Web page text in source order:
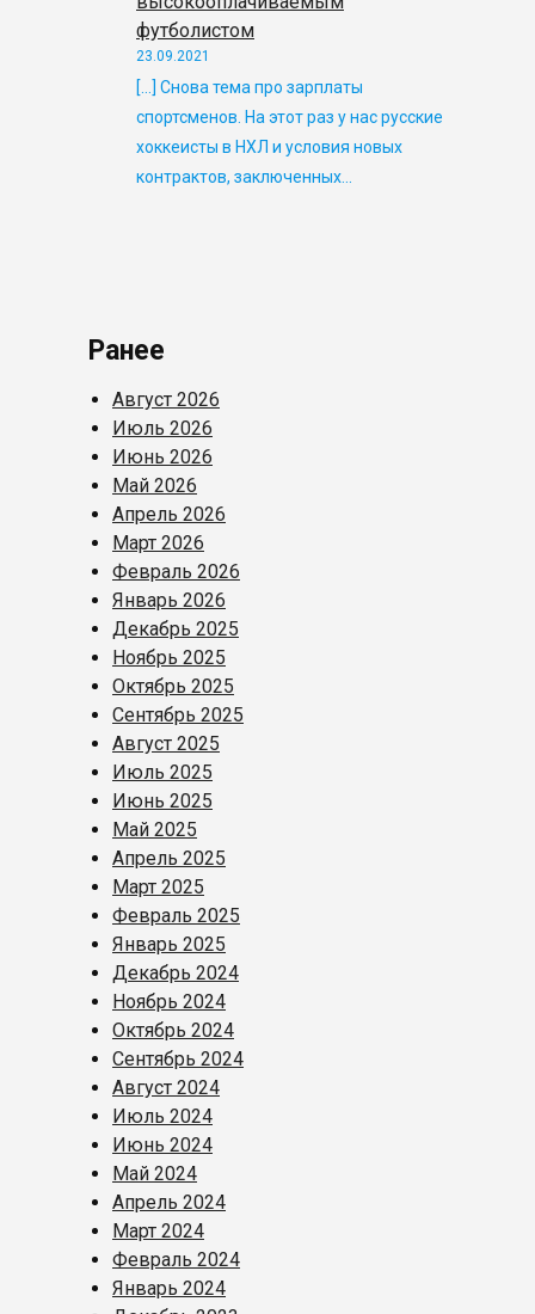
футболистом
23.09.2021
[…] Снова тема про зарплаты
спортсменов. На этот раз у нас русские
хоккеисты в НХЛ и условия новых
контрактов, заключенных…
Ранее
Август 2026
Июль 2026
Июнь 2026
Май 2026
Апрель 2026
Март 2026
Февраль 2026
Январь 2026
Декабрь 2025
Ноябрь 2025
Октябрь 2025
Сентябрь 2025
Август 2025
Июль 2025
Июнь 2025
Май 2025
Апрель 2025
Март 2025
Февраль 2025
Январь 2025
Декабрь 2024
Ноябрь 2024
Октябрь 2024
Сентябрь 2024
Август 2024
Июль 2024
Июнь 2024
Май 2024
Апрель 2024
Март 2024
Февраль 2024
Январь 2024